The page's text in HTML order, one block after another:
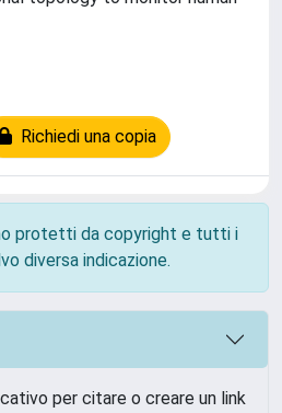
Richiedi una copia
protetti da copyright e tutti i
diversa indicazione.
per citare o creare un link